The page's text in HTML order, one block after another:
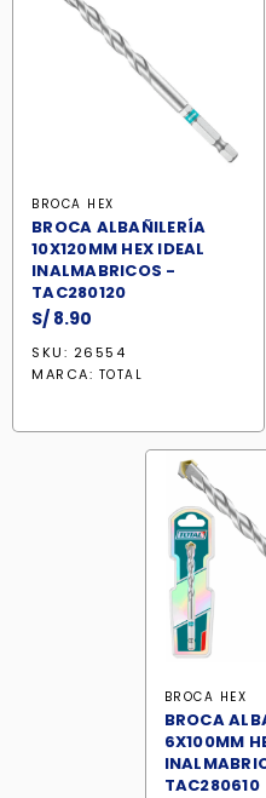
BROCA HEX
BROCA ALBAÑILERÍA
10X120MM HEX IDEAL
INALMABRICOS -
TAC280120
S/ 8.90
SKU: 26554
MARCA: TOTAL
BROCA HEX
BROCA
6X100MM
TAC280610